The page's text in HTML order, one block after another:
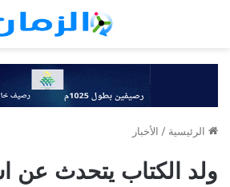
الرئيسية / الأخبار
ولد الكتاب يتحدث عن